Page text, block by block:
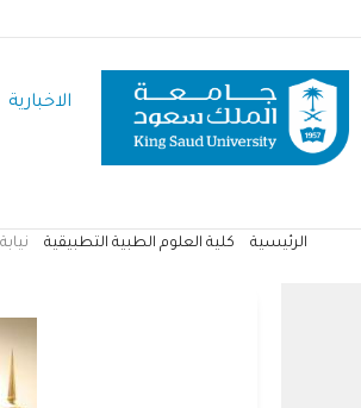
المحتوى
الرئيسي
الاخبارية
الرئيسية كلية العلوم الطبية التطبيقية